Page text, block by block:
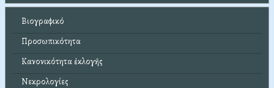
Βιογραφικό
Προσωπικότητα
Κανονικότητα ἐκλογῆς
Νεκρολογίες